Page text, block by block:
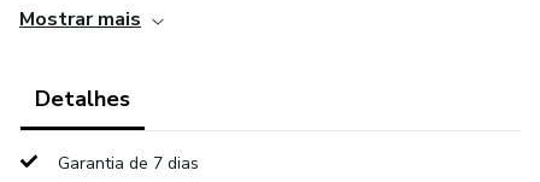
objetivos.
💡 Ideal para quem quer mudar de vida e conquistar tudo o
que sempre sonhou!
Mostrar mais
Detalhes
Garantia de 7 dias